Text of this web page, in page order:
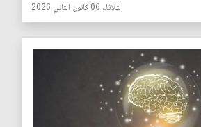
الثلاثاء 06 كانون الثاني 2026